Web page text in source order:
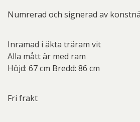
Numrerad och signerad av
Inramad i äkta träram vit
Alla mått är med ram
Höjd: 67 cm Bredd: 86 cm
Fri frakt